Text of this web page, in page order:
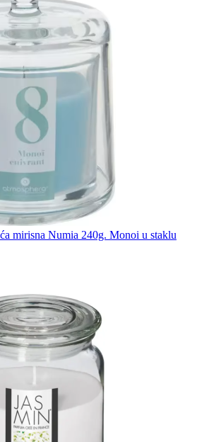
mirisna Numia 240g. Monoi u staklu